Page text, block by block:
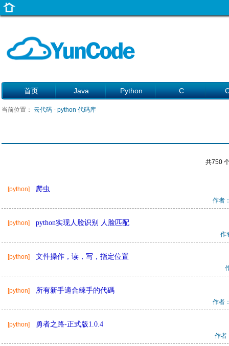
首页 Java Python C
当前位置： 云代码 - python 代码库
共750
[python] 爬虫
作者
[python] python实现人脸识别 人脸匹配
作
[python] 文件操作，读，写，指定位置
[python] 所有新手適合練手的代碼
作者
[python] 勇者之路-正式版1.0.4
作者